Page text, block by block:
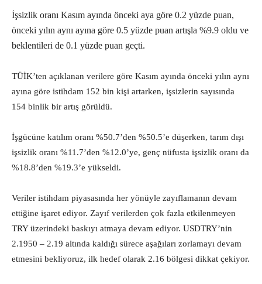
İşsizlik oranı Kasım ayında önceki aya göre 0.2 yüzde puan,
önceki yılın aynı ayına göre 0.5 yüzde puan artışla %9.9 oldu ve
beklentileri de 0.1 yüzde puan geçti.
TÜİK’ten açıklanan verilere göre Kasım ayında önceki yılın aynı
ayına göre istihdam 152 bin kişi artarken, işsizlerin sayısında
154 binlik bir artış görüldü.
İşgücüne katılım oranı %50.7’den %50.5’e düşerken, tarım dışı
işsizlik oranı %11.7’den %12.0’ye, genç nüfusta işsizlik oranı da
%18.8’den %19.3’e yükseldi.
Veriler istihdam piyasasında her yönüyle zayıflamanın devam
ettiğine işaret ediyor. Zayıf verilerden çok fazla etkilenmeyen
TRY üzerindeki baskıyı atmaya devam ediyor. USDTRY’nin
2.1950 – 2.19 altında kaldığı sürece aşağıları zorlamayı devam
etmesini bekliyoruz, ilk hedef olarak 2.16 bölgesi dikkat çekiyor.